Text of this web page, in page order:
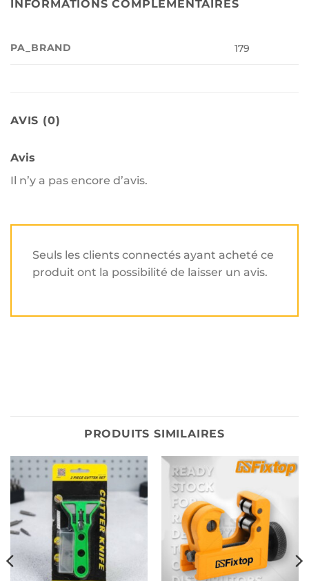
INFORMATIONS COMPLÉMENTAIRES
PA_BRAND 179
AVIS (0)
Avis
Il n’y a pas encore d’avis.
Seuls les clients connectés ayant acheté ce
produit ont la possibilité de laisser un avis.
PRODUITS SIMILAIRES